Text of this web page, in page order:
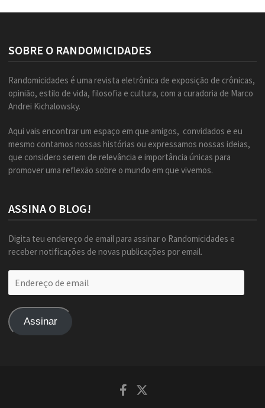
SOBRE O RANDOMICIDADES
Randomicidades é uma revista eletrônica de exposição de crônicas,
opinião, estilo de vida, filosofia e cultura, com a curadoria de Marco
Andrei Kichalowsky.
Aqui vais encontrar um espaço em que amigos, convidados e eu
mesmo contamos nossas histórias ou expressamos nossas ideias,
que considero serem de relevância e importância únicas para
promover uma reflexão sobre o mundo em que vivemos.
ASSINA O BLOG!
Digita teu endereço de email para assinar o Randomicidades e
receber notificações de novas publicações por email.
de
Assinar
Facebook